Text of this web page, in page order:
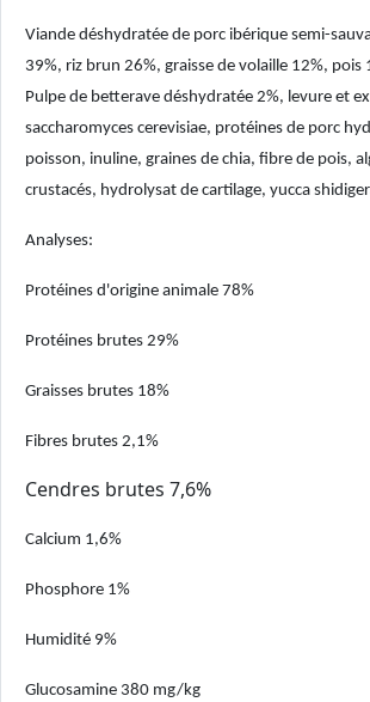
Viande déshydratée de porc ibérique semi-
39%, riz brun 26%, graisse de volaille 12%, pois
Pulpe de betterave déshydratée 2%, levure et
saccharomyces cerevisiae, protéines de porc
poisson, inuline, graines de chia, fibre de pois,
crustacés, hydrolysat de cartilage, yucca
Analyses:
Protéines d'origine animale 78%
Protéines brutes 29%
Graisses brutes 18%
Fibres brutes 2,1%
Cendres brutes 7,6%
Calcium 1,6%
Phosphore 1%
Humidité 9%
Glucosamine 380 mg/kg